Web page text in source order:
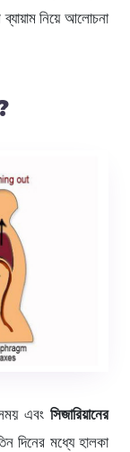
নিয়ে আলোচনা
এবং সিজারিয়ানের
দিনের মধ্যে হালকা